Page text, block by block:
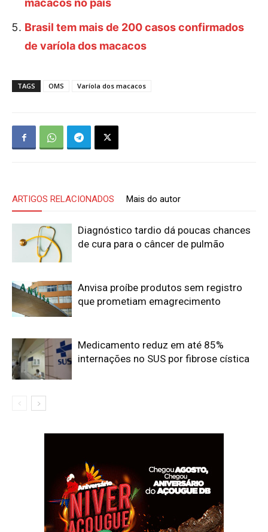
macacos no país
Brasil tem mais de 200 casos confirmados
de varíola dos macacos
TAGS OMS Varíola dos macacos
ARTIGOS RELACIONADOS Mais do autor
Diagnóstico tardio dá poucas chances
de cura para o câncer de pulmão
Anvisa proíbe produtos sem registro
que prometiam emagrecimento
Medicamento reduz em até 85%
internações no SUS por fibrose cística